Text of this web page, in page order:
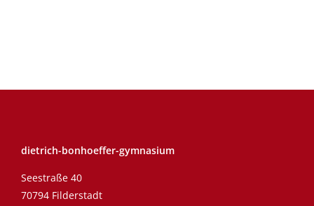
dietrich-bonhoeffer-gymnasium
Seestraße 40
70794 Filderstadt